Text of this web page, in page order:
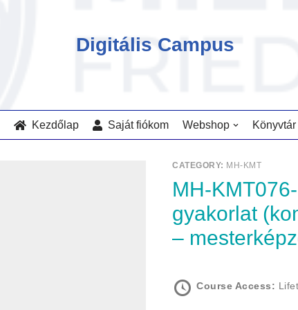
Digitális Campus
Kezdőlap Saját fiókom Webshop Könyvtár
CATEGORY: MH-KMT
MH-KMT076-L-BSZ-SZGY-KMT/GI: Szakmai
gyakorlat
–
Course Access: